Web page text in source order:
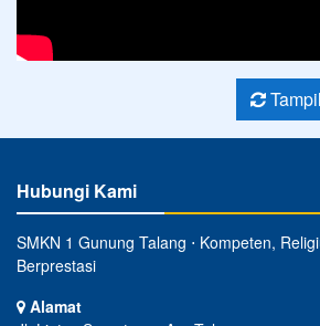
Hubungi Kami
SMKN 1 Gunung Talang ⋅ Kompeten,
Berprestasi
Alamat